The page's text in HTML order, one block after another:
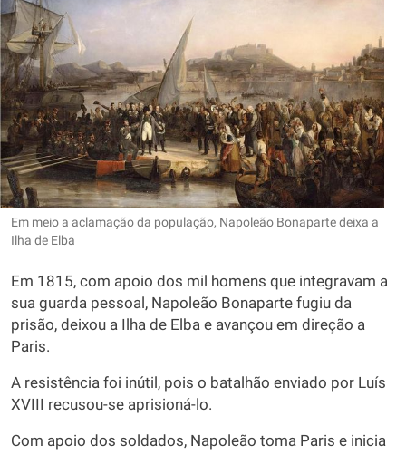
Em meio a aclamação da população, Napoleão Bonaparte deixa a
Ilha de Elba
Em 1815, com apoio dos mil homens que integravam a
sua guarda pessoal, Napoleão Bonaparte fugiu da
prisão, deixou a Ilha de Elba e avançou em direção a
Paris.
A resistência foi inútil, pois o batalhão enviado por Luís
XVIII recusou-se aprisioná-lo.
Com apoio dos soldados, Napoleão toma Paris e inicia